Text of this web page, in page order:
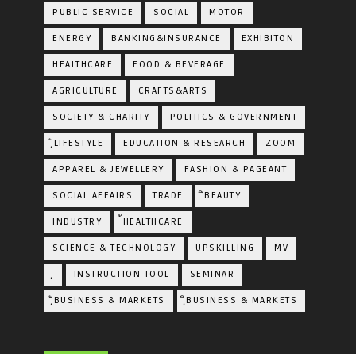
PUBLIC SERVICE SOCIAL MOTOR
ENERGY BANKING&INSURANCE EXHIBITON
HEALTHCARE FOOD & BEVERAGE
AGRICULTURE CRAFTS&ARTS
SOCIETY & CHARITY POLITICS & GOVERNMENT
ฺัLIFESTYLE EDUCATION & RESEARCH ZOOM
APPAREL & JEWELLERY FASHION & PAGEANT
SOCIAL AFFAIRS TRADE ิBEAUTY
INDUSTRY ้HEALTHCARE
SCIENCE & TECHNOLOGY UPSKILLING MV
INSTRUCTION TOOL SEMINAR
ฺัBUSINESS & MARKETS ฺิBUSINESS & MARKETS